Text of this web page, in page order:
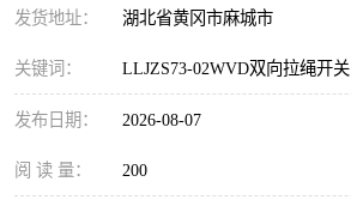
发货地址： 湖北省黄冈市麻城市
关键词： LLJZS73-02WVD双向拉绳开关
发布日期： 2026-08-07
阅 读 量： 200